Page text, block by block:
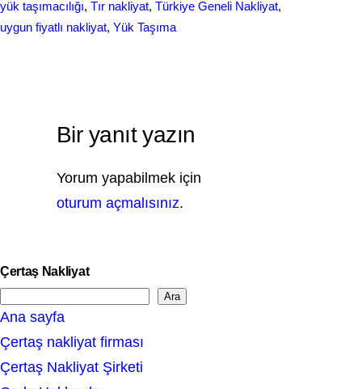
yük taşımacılığı, Tır nakliyat, Türkiye Geneli Nakliyat
uygun fiyatlı nakliyat, Yük Taşıma
Bir yanıt yazın
Yorum yapabilmek için
oturum açmalısınız.
Çertaş Nakliyat
e
a
r
Ara
Ana sayfa
Çertaş nakliyat firması
Çertaş Nakliyat Şirketi